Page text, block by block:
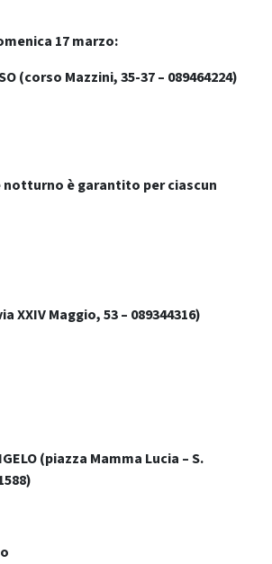
17 marzo:
(corso Mazzini, 35-37 – 089464224)
notturno è garantito per ciascun
XXIV Maggio, 53– 089344316)
(piazza Mamma Lucia – S.